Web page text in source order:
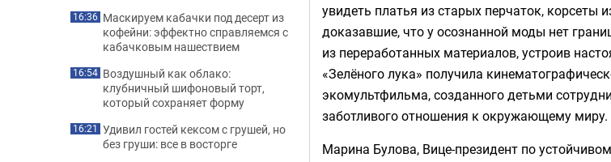
увидеть платья из старых перчаток, корсеты
доказавшие, что у осознанной моды нет
из переработанных материалов, устроив
«Зелёного лука» получила
экомультфильма, созданного детьми
заботливого отношения к окружающему миру.
Марина Булова, Вице-президент по
16:36 Маскируем кабачки под десерт из
кофейни: эффектно справляемся с
кабачковым нашествием
16:54 Воздушный как облако:
клубничный шифоновый торт,
который сохраняет форму
16:21 Удивил гостей кексом с грушей, но
без груши: все в восторге